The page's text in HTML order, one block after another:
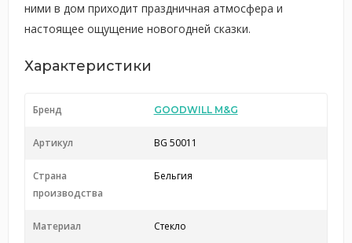
ними в дом приходит праздничная атмосфера и
настоящее ощущение новогодней сказки.
Характеристики
Бренд GOODWILL M&G
Артикул BG 50011
Страна
производства
Бельгия
Материал Стекло